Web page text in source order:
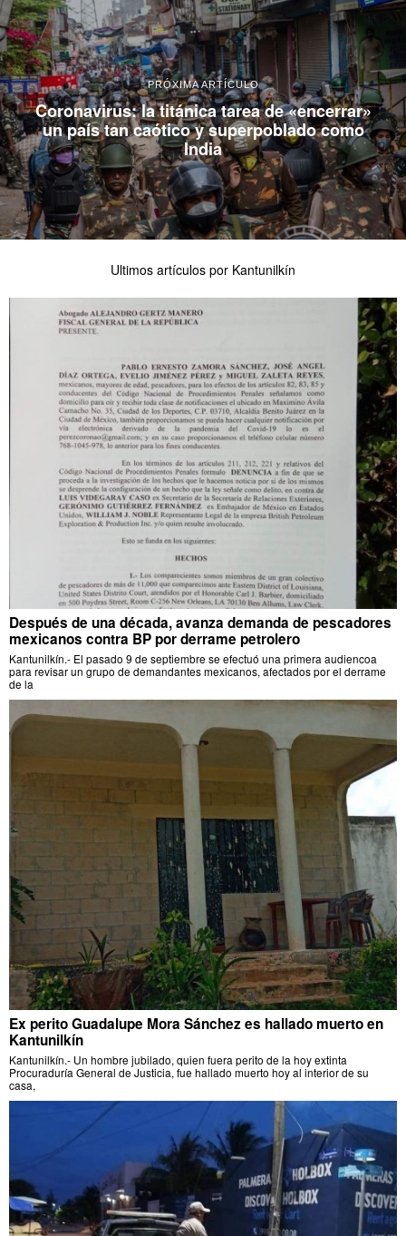
PRÓXIMA ARTÍCULO
Coronavirus: la titánica tarea de «encerrar»
un país tan caótico y superpoblado como
India
Ultimos artículos por Kantunilkín
Después de una década, avanza demanda de pescadores
mexicanos contra BP por derrame petrolero
Kantunilkín.- El pasado 9 de septiembre se efectuó una primera audiencoa
para revisar un grupo de demandantes mexicanos, afectados por el derrame
de la
Ex perito Guadalupe Mora Sánchez es hallado muerto en
Kantunilkín
Kantunilkín.- Un hombre jubilado, quien fuera perito de la hoy extinta
Procuraduría General de Justicia, fue hallado muerto hoy al interior de su
casa,